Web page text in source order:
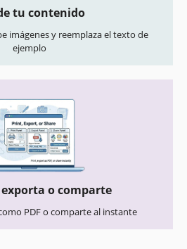
tu contenido
imágenes y reemplaza el texto de
ejemplo
o comparte
PDF o comparte al instante